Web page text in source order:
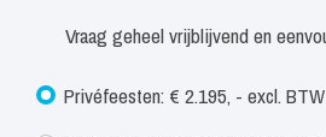
Vraag geheel vrijblijvend en
Privéfeesten: € 2.195, - excl. BTW